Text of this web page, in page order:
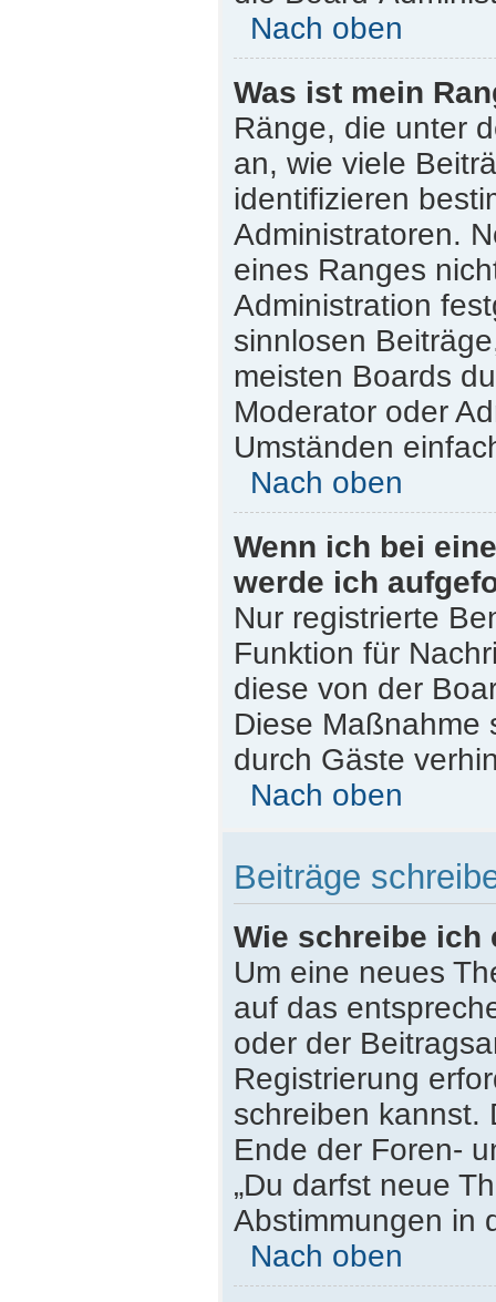
Nach oben
Was ist mein
Ränge, die unter
an, wie viele
identifizieren
Administratoren.
eines Ranges
Administration
sinnlosen
meisten Boards
Moderator oder
Umständen
Nach oben
Wenn ich bei
werde ich
Nur registrierte
Funktion für
diese von der
Diese Maßnahme
durch Gäste
Nach oben
Beiträge
Wie schreibe ich
Um eine neues
auf das
oder der
Registrierung
schreiben kannst.
Ende der Foren-
„Du darfst neue
Abstimmungen in
Nach oben